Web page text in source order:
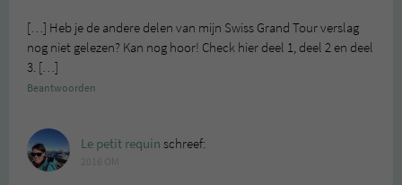
[…] Heb je de andere delen van mijn Swiss Grand Tour verslag
nog niet gelezen? Kan nog hoor! Check hier deel 1, deel 2 en deel
3. […]
Beantwoorden
Le petit requin schreef: